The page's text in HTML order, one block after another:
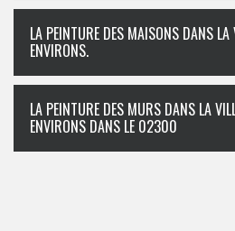
LA PEINTURE DES MAISONS DANS LA
ENVIRONS.
LA PEINTURE DES MURS DANS LA
ENVIRONS DANS LE 02300